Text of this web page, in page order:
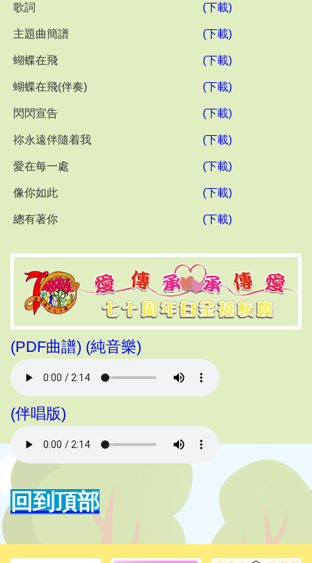
歌詞 (下載)
主題曲簡譜 (下載)
蝴蝶在飛 (下載)
蝴蝶在飛(伴奏) (下載)
閃閃宣告 (下載)
祢永遠伴隨着我 (下載)
愛在每一處 (下載)
像你如此 (下載)
總有著你 (下載)
(PDF曲譜) (純音樂)
(伴唱版)
回到頂部